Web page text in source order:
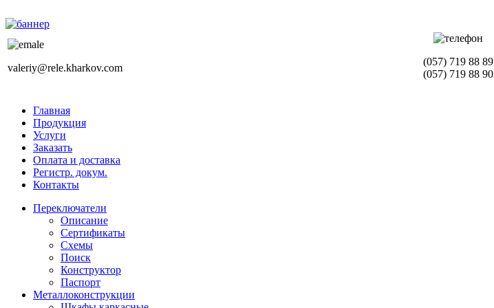
valeriy@rele.kharkov.com
(057) 719 88 89
(057) 719 88 90
Главная
Продукция
Услуги
Заказать
Оплата и доставка
Регистр. докум.
Контакты
Переключатели
Описание
Сертификаты
Схемы
Поиск
Конструктор
Паспорт
Металлоконструкции